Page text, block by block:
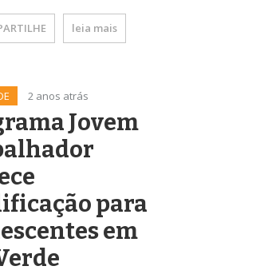
leia mais
2 anos atrás
Jovem
para
em